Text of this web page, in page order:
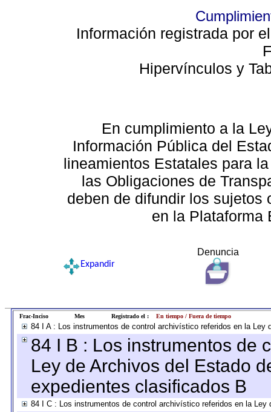
Información registrada por
Hipervínculos y
En cumplimiento a la
Información Pública del
lineamientos Estatales para
las Obligaciones de
deben de difundir los sujetos
en la Plataforma
Denuncia
Expandir
Frac-Inciso Mes Registrado el : En tiempo / Fuera de tiempo
84 I A : Los instrumentos de control archivístico referidos en la
84 I B : Los instrumentos de
Ley de Archivos del Estado
expedientes clasificados B
84 I C : Los instrumentos de control archivístico referidos en la